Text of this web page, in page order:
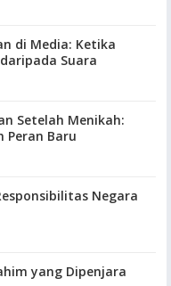
di Media: Ketika
Suara
Setelah Menikah:
Peran Baru
Negara